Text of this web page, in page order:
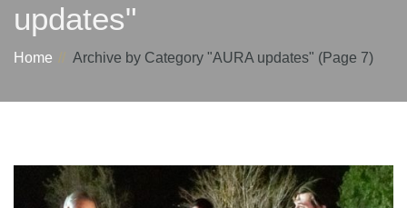
updates"
Home Archive by Category "AURA updates" (Page 7)